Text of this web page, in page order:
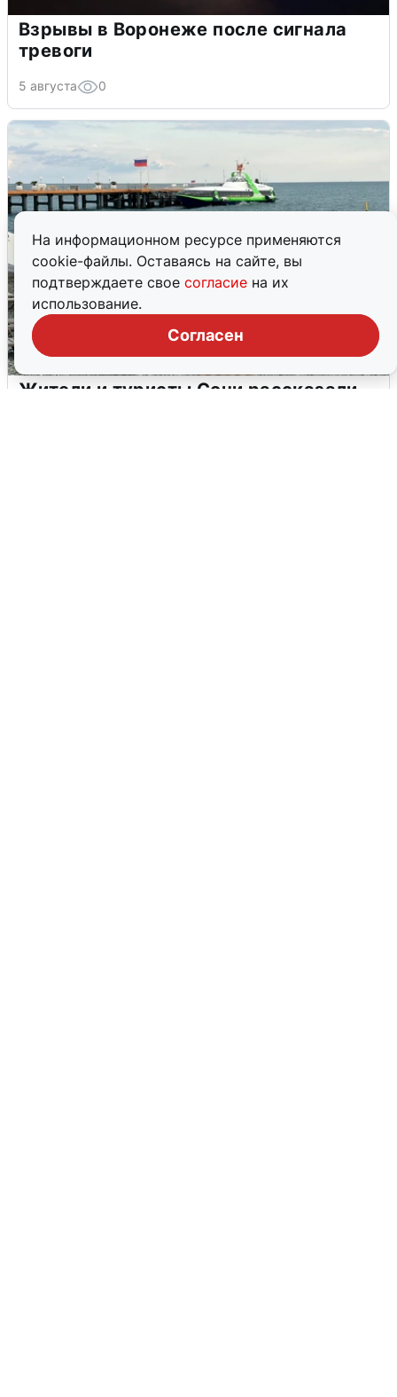
На информационном ресурсе применяются
cookie-файлы. Оставаясь на сайте, вы
подтверждаете свое согласие на их
использование.
Согласен
Взрывы в Воронеже после сигнала
тревоги
5 августа 0
Жители и туристы Сочи рассказали